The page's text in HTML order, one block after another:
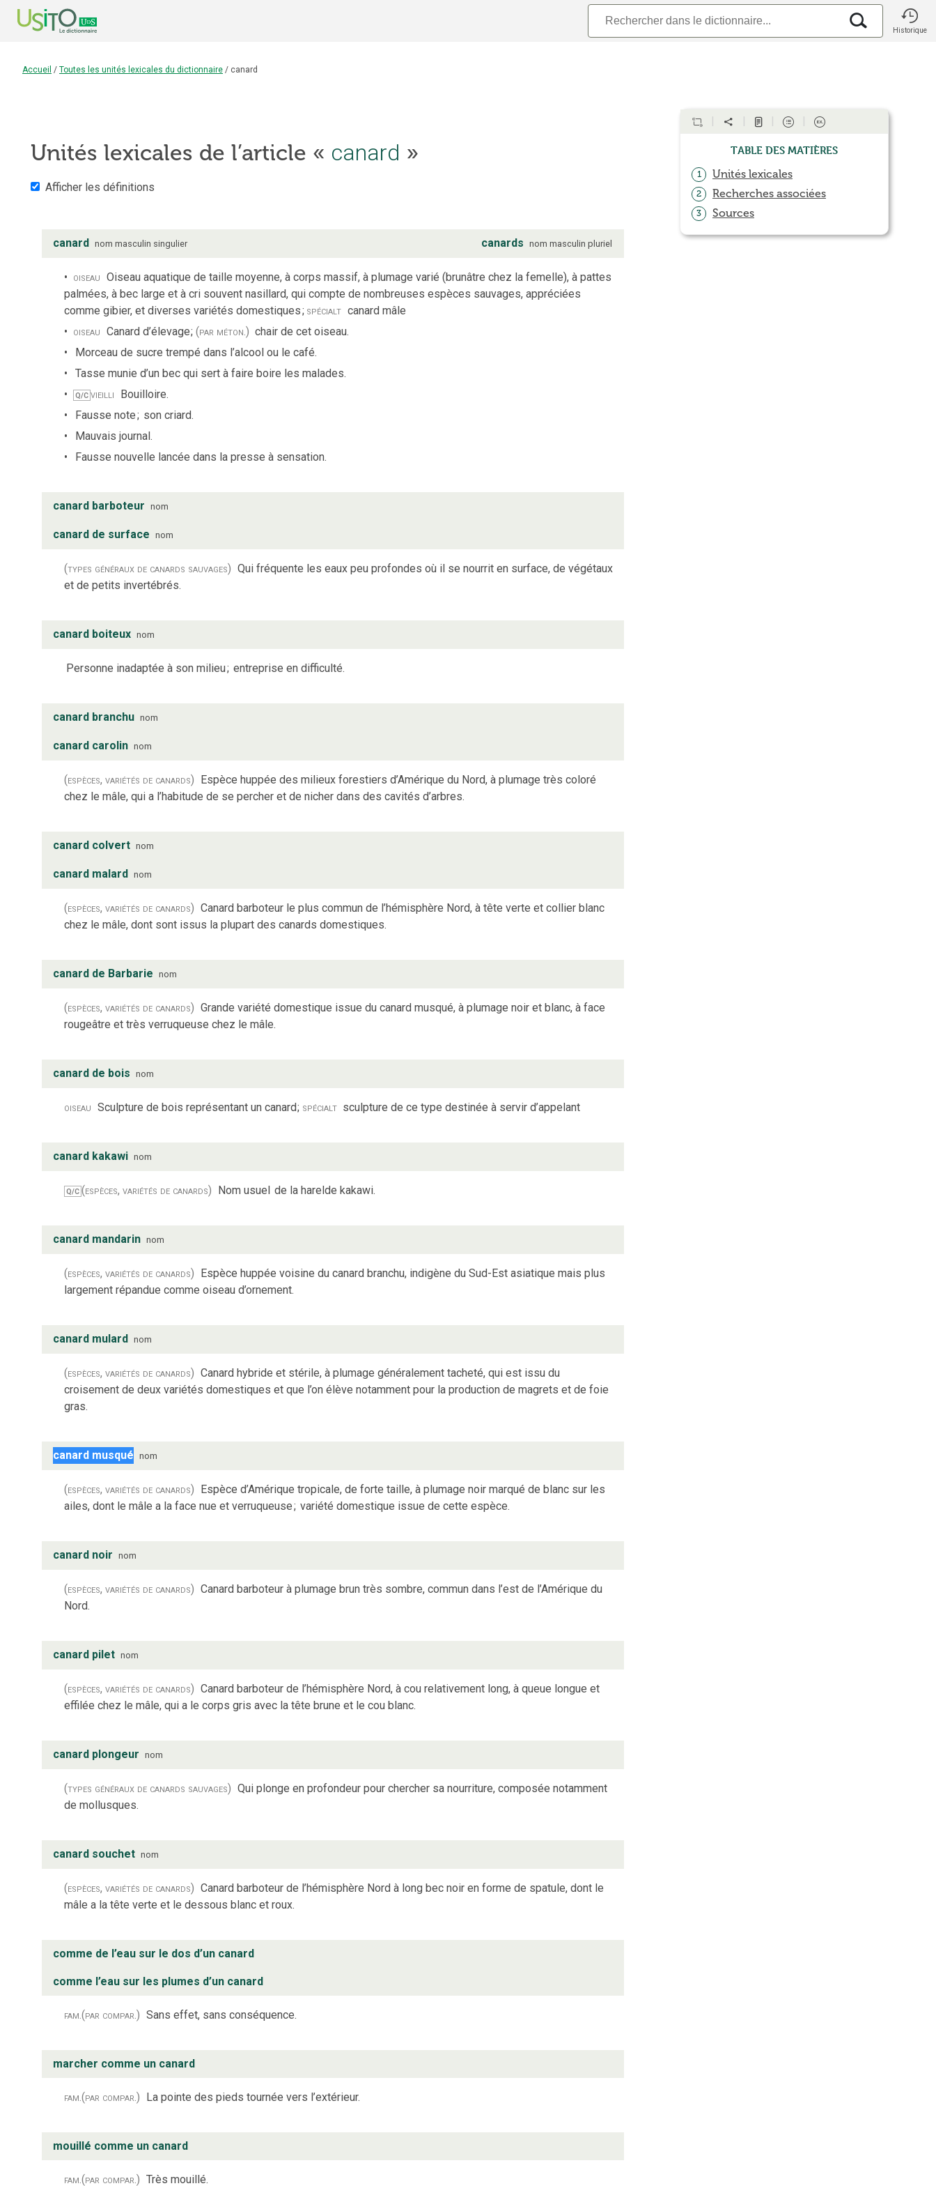
Historique
Accueil / Toutes les unités lexicales du dictionnaire / canard
Unités lexicales de l’article « canard »
Afficher les définitions
canard nom masculin singulier canards nom masculin pluriel
oiseau Oiseau aquatique de taille moyenne, à corps massif, à plumage varié (brunâtre chez la femelle), à pattes
palmées, à bec large et à cri souvent nasillard, qui compte de nombreuses espèces sauvages, appréciées
comme gibier, et diverses variétés domestiques; spécialt canard mâle
oiseau Canard d’élevage; (par méton.) chair de cet oiseau.
Morceau de sucre trempé dans l’alcool ou le café.
Tasse munie d’un bec qui sert à faire boire les malades.
Q/C vieilli Bouilloire.
Fausse note; son criard.
Mauvais journal.
Fausse nouvelle lancée dans la presse à sensation.
canard barboteur nom
canard de surface nom
(types généraux de canards sauvages) Qui fréquente les eaux peu profondes où il se nourrit en surface, de végétaux
et de petits invertébrés.
canard boiteux nom
Personne inadaptée à son milieu; entreprise en difficulté.
canard branchu nom
canard carolin nom
(espèces, variétés de canards) Espèce huppée des milieux forestiers d’Amérique du Nord, à plumage très coloré
chez le mâle, qui a l’habitude de se percher et de nicher dans des cavités d’arbres.
canard colvert nom
canard malard nom
(espèces, variétés de canards) Canard barboteur le plus commun de l’hémisphère Nord, à tête verte et collier blanc
chez le mâle, dont sont issus la plupart des canards domestiques.
canard de Barbarie nom
(espèces, variétés de canards) Grande variété domestique issue du canard musqué, à plumage noir et blanc, à face
rougeâtre et très verruqueuse chez le mâle.
canard de bois nom
oiseau Sculpture de bois représentant un canard; spécialt sculpture de ce type destinée à servir d’appelant
canard kakawi nom
Q/C (espèces, variétés de canards) Nom usuel de la harelde kakawi.
canard mandarin nom
(espèces, variétés de canards) Espèce huppée voisine du canard branchu, indigène du Sud-Est asiatique mais plus
largement répandue comme oiseau d’ornement.
canard mulard nom
(espèces, variétés de canards) Canard hybride et stérile, à plumage généralement tacheté, qui est issu du
croisement de deux variétés domestiques et que l’on élève notamment pour la production de magrets et de foie
gras.
canard musqué nom
(espèces, variétés de canards) Espèce d’Amérique tropicale, de forte taille, à plumage noir marqué de blanc sur les
ailes, dont le mâle a la face nue et verruqueuse; variété domestique issue de cette espèce.
canard noir nom
(espèces, variétés de canards) Canard barboteur à plumage brun très sombre, commun dans l’est de l’Amérique du
Nord.
canard pilet nom
(espèces, variétés de canards) Canard barboteur de l’hémisphère Nord, à cou relativement long, à queue longue et
effilée chez le mâle, qui a le corps gris avec la tête brune et le cou blanc.
canard plongeur nom
(types généraux de canards sauvages) Qui plonge en profondeur pour chercher sa nourriture, composée notamment
de mollusques.
canard souchet nom
(espèces, variétés de canards) Canard barboteur de l’hémisphère Nord à long bec noir en forme de spatule, dont le
mâle a la tête verte et le dessous blanc et roux.
comme de l’eau sur le dos d’un canard
comme l’eau sur les plumes d’un canard
fam.(par compar.) Sans effet, sans conséquence.
marcher comme un canard
fam.(par compar.) La pointe des pieds tournée vers l’extérieur.
mouillé comme un canard
fam.(par compar.) Très mouillé.
Table des matières
1 Unités lexicales
2 Recherches associées
3 Sources